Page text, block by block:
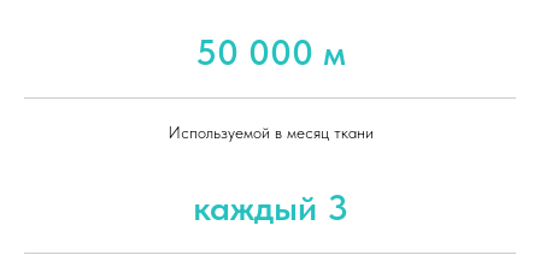
50 000 м
Используемой в месяц ткани
каждый 3